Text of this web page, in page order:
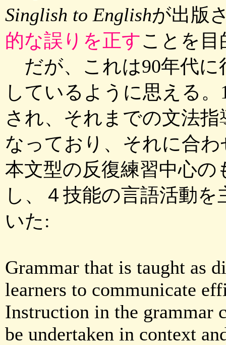
Singlish to Englishが出版
的な誤りを正すことを
だが、これは90年代に
しているように思える
され、それまでの文法
なっており、それに合
本文型の反復練習中心
し、４技能の言語活動
いた:
Grammar that is taught as
learners to communicate
Instruction in the grammar
be undertaken in context